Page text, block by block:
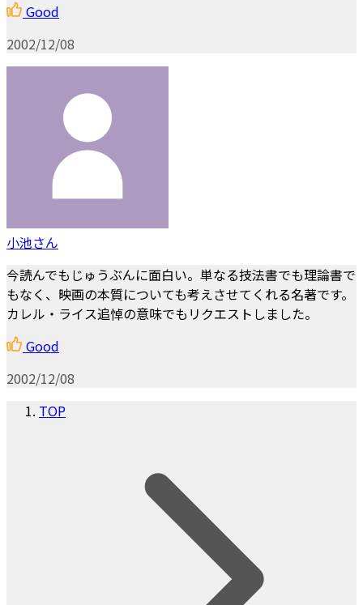
Good
2002/12/08
小池さん
今読んでもじゅうぶんに面白い。単なる技法書でも理論書で
もなく、映画の本質についても考えさせてくれる名著です。
カレル・ライス追悼の意味でもリクエストしました。
Good
2002/12/08
TOP